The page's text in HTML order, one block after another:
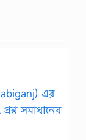
এর
সমাধানের